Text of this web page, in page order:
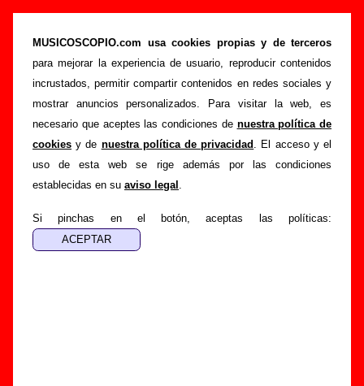
MUSICOSCOPIO.com usa cookies propias y de terceros
para mejorar la experiencia de usuario, reproducir contenidos
incrustados, permitir compartir contenidos en redes sociales y
mostrar anuncios personalizados. Para visitar la web, es
necesario que aceptes las condiciones de nuestra política de
cookies y de nuestra política de privacidad . El acceso y el
uso de esta web se rige además por las condiciones
establecidas en su aviso legal .
Si pinchas en el botón, aceptas las políticas:
“Si tú te vas”, canción de Los Flechazos
(Letra e información)
Portada >Los Flechazos > Canciones >Si tú te vas
Esta página pretende recopilar todo tipo de información
sobre lacanción "Si tú te vas" interpretada por
Flechazos. Además de su letra, también aparecerá
información sobre el autor o los autores, sobre los discos en
los que está incluido este tema, sobre la grabación del
encuentras errores o tienes información adicional, puedes
ayudar a
completar esta información